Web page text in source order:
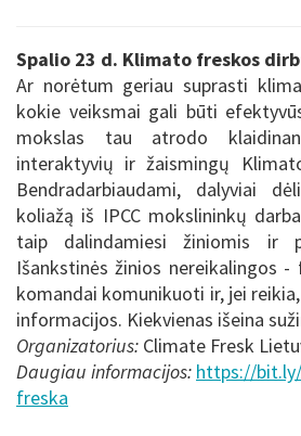
Spalio 23 d. Klimato freskos
Ar norėtum geriau suprasti
kokie veiksmai gali būti
mokslas tau atrodo
interaktyvių ir žaismingų
Bendradarbiaudami, dalyviai
koliažą iš IPCC mokslininkų
taip dalindamiesi žiniomis ir
Išankstinės žinios nereikalingos
komandai komunikuoti ir, jei
informacijos. Kiekvienas išeina
Organizatorius: Climate Fresk
Daugiau informacijos: https://
freska